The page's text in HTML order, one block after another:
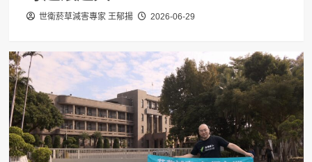
世衛菸草減害專家 王郁揚 2026-06-29